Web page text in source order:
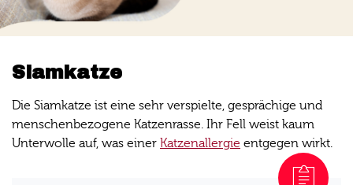
Siamkatze
Die Siamkatze ist eine sehr verspielte, gesprächige und
menschenbezogene Katzenrasse. Ihr Fell weist kaum
Unterwolle auf, was einer Katzenallergie entgegen wirkt.